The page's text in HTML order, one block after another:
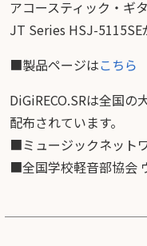
アコースティック・ギ
JT Series HSJ-5115SE
■製品ページはこちら
DiGiRECO.SRは全国
配布されています。
■ミュージックネット
■全国学校軽音部協会